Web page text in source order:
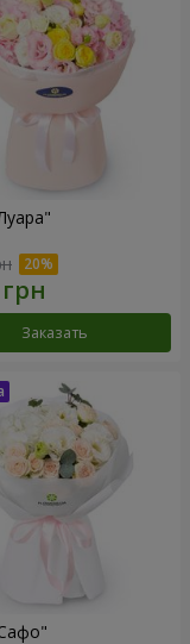
Заказать